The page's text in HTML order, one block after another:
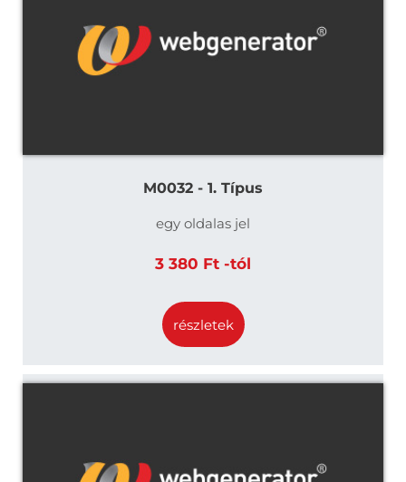
M0032 - 1. Típus
egy oldalas jel
3 380 Ft -tól
részletek